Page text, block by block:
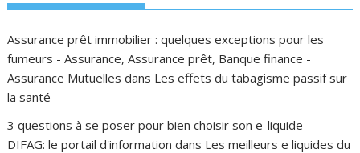
Assurance prêt immobilier : quelques exceptions pour les
fumeurs - Assurance, Assurance prêt, Banque finance -
Assurance Mutuelles dans Les effets du tabagisme passif sur
la santé
3 questions à se poser pour bien choisir son e-liquide –
DIFAG: le portail d'information dans Les meilleurs e liquides du